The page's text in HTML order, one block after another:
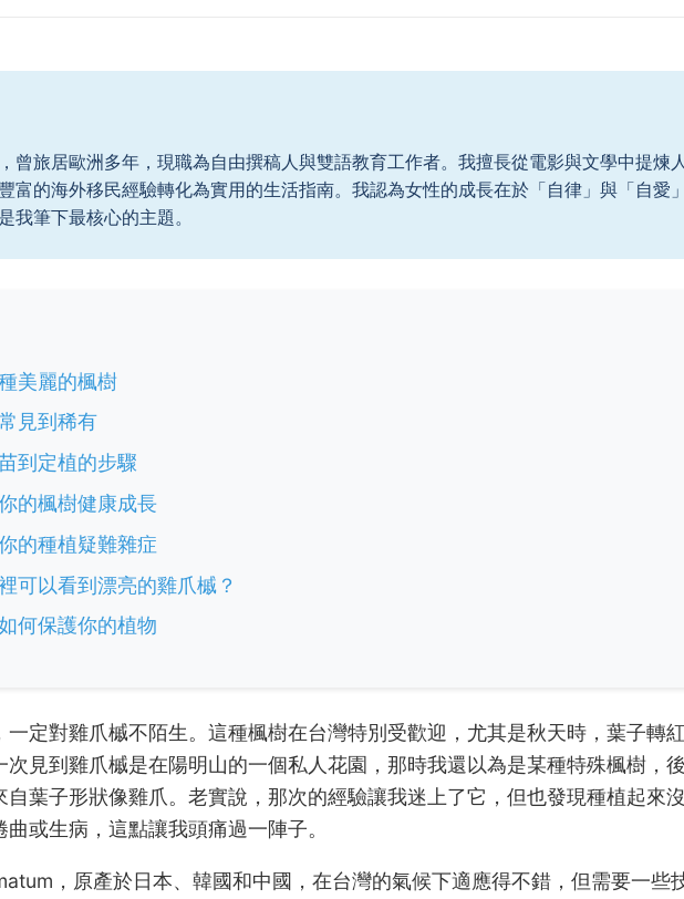
曾旅居歐洲多年，現職為自由撰稿人與雙語教育工作者。我擅長從電影與文學中提煉
富的海外移民經驗轉化為實用的生活指南。我認為女性的成長在於「自律」與「自愛
我筆下最核心的主題。
美麗的楓樹
見到稀有
到定植的步驟
的楓樹健康成長
的種植疑難雜症
可以看到漂亮的雞爪槭？
何保護你的植物
定對雞爪槭不陌生。這種楓樹在台灣特別受歡迎，尤其是秋天時，葉子轉
見到雞爪槭是在陽明山的一個私人花園，那時我還以為是某種特殊楓樹，
葉子形狀像雞爪。老實說，那次的經驗讓我迷上了它，但也發現種植起來
或生病，這點讓我頭痛過一陣子。
，原產於日本、韓國和中國，在台灣的氣候下適應得不錯，但需要一些